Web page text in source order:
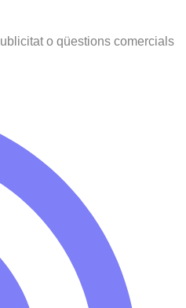
o qüestions comercials